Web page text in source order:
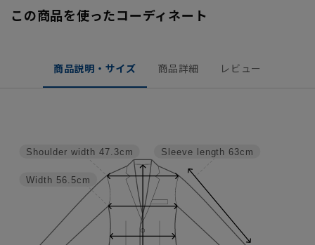
この商品を使ったコーディネート
商品説明・サイズ 商品詳細 レビュー
Sleeve length 63cm
Width 56.5cm
Shoulder width 47.3cm